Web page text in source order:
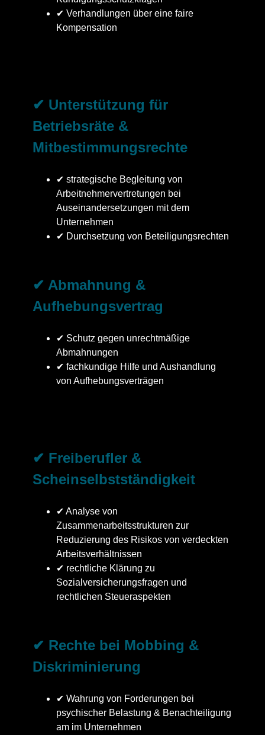
✔ Verhandlungen über eine faire
Kompensation
✔ Unterstützung für
Betriebsräte &
Mitbestimmungsrechte
✔ strategische Begleitung von
Arbeitnehmervertretungen bei
Auseinandersetzungen mit dem
Unternehmen
✔ Durchsetzung von Beteiligungsrechten
✔ Abmahnung &
Aufhebungsvertrag
✔ Schutz gegen unrechtmäßige
Abmahnungen
✔ fachkundige Hilfe und Aushandlung
von Aufhebungsverträgen
✔ Freiberufler &
Scheinselbstständigkeit
✔ Analyse von
Zusammenarbeitsstrukturen zur
Reduzierung des Risikos von verdeckten
Arbeitsverhältnissen
✔ rechtliche Klärung zu
Sozialversicherungsfragen und
rechtlichen Steueraspekten
✔ Rechte bei Mobbing &
Diskriminierung
✔ Wahrung von Forderungen bei
psychischer Belastung & Benachteiligung
am im Unternehmen